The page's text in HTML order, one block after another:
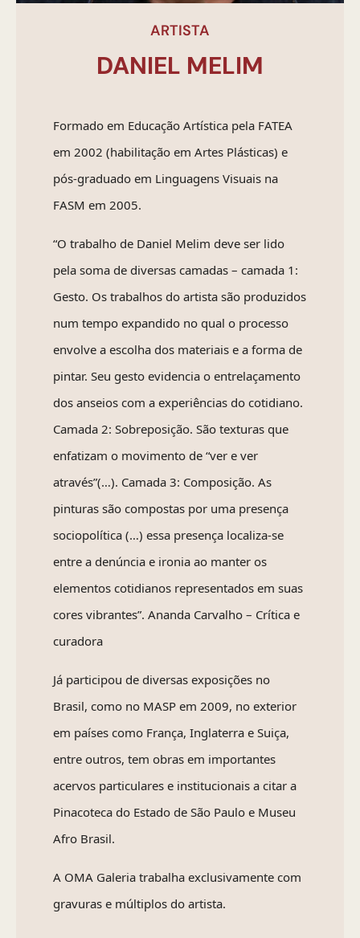
ARTISTA
DANIEL MELIM
Formado em Educação Artística pela FATEA
em 2002 (habilitação em Artes Plásticas) e
pós-graduado em Linguagens Visuais na
FASM em 2005.
“O trabalho de Daniel Melim deve ser lido
pela soma de diversas camadas – camada 1:
Gesto. Os trabalhos do artista são produzidos
num tempo expandido no qual o processo
envolve a escolha dos materiais e a forma de
pintar. Seu gesto evidencia o entrelaçamento
dos anseios com a experiências do cotidiano.
Camada 2: Sobreposição. São texturas que
enfatizam o movimento de “ver e ver
através”(…). Camada 3: Composição. As
pinturas são compostas por uma presença
sociopolítica (…) essa presença localiza-se
entre a denúncia e ironia ao manter os
elementos cotidianos representados em suas
cores vibrantes”. Ananda Carvalho – Crítica e
curadora
Já participou de diversas exposições no
Brasil, como no MASP em 2009, no exterior
em países como França, Inglaterra e Suiça,
entre outros, tem obras em importantes
acervos particulares e institucionais a citar a
Pinacoteca do Estado de São Paulo e Museu
Afro Brasil.
A OMA Galeria trabalha exclusivamente com
gravuras e múltiplos do artista.